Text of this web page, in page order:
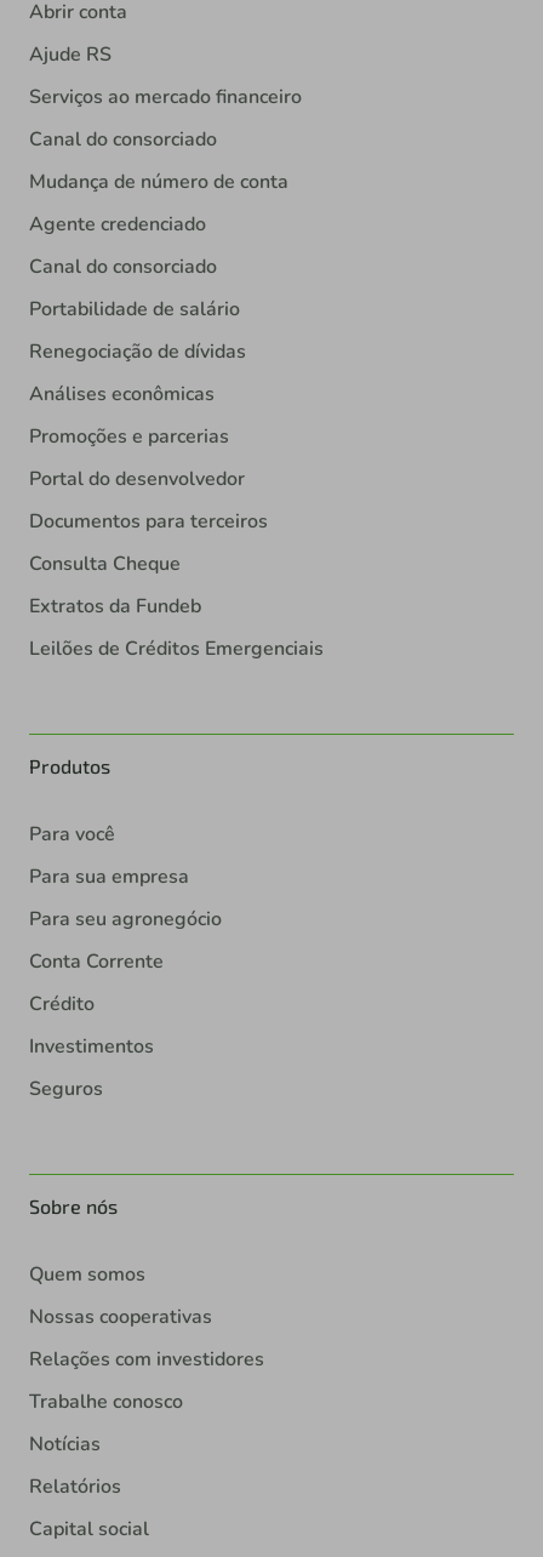
Abrir conta
Ajude RS
Serviços ao mercado financeiro
Canal do consorciado
Mudança de número de conta
Agente credenciado
Canal do consorciado
Portabilidade de salário
Renegociação de dívidas
Análises econômicas
Promoções e parcerias
Portal do desenvolvedor
Documentos para terceiros
Consulta Cheque
Extratos da Fundeb
Leilões de Créditos Emergenciais
Produtos
Para você
Para sua empresa
Para seu agronegócio
Conta Corrente
Crédito
Investimentos
Seguros
Sobre nós
Quem somos
Nossas cooperativas
Relações com investidores
Trabalhe conosco
Notícias
Relatórios
Capital social